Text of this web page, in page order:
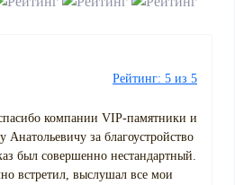
Рейтинг: 5 из 5
компании VIP-памятники и
за благоустройство
был совершенно нестандартный.
встретил, выслушал все мои